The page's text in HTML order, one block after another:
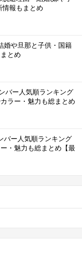
情報もまとめ
婚や旦那と子供・国籍
とめ
バー人気順ランキング
ラー・魅力も総まとめ
バー人気順ランキング
・魅力も総まとめ【最